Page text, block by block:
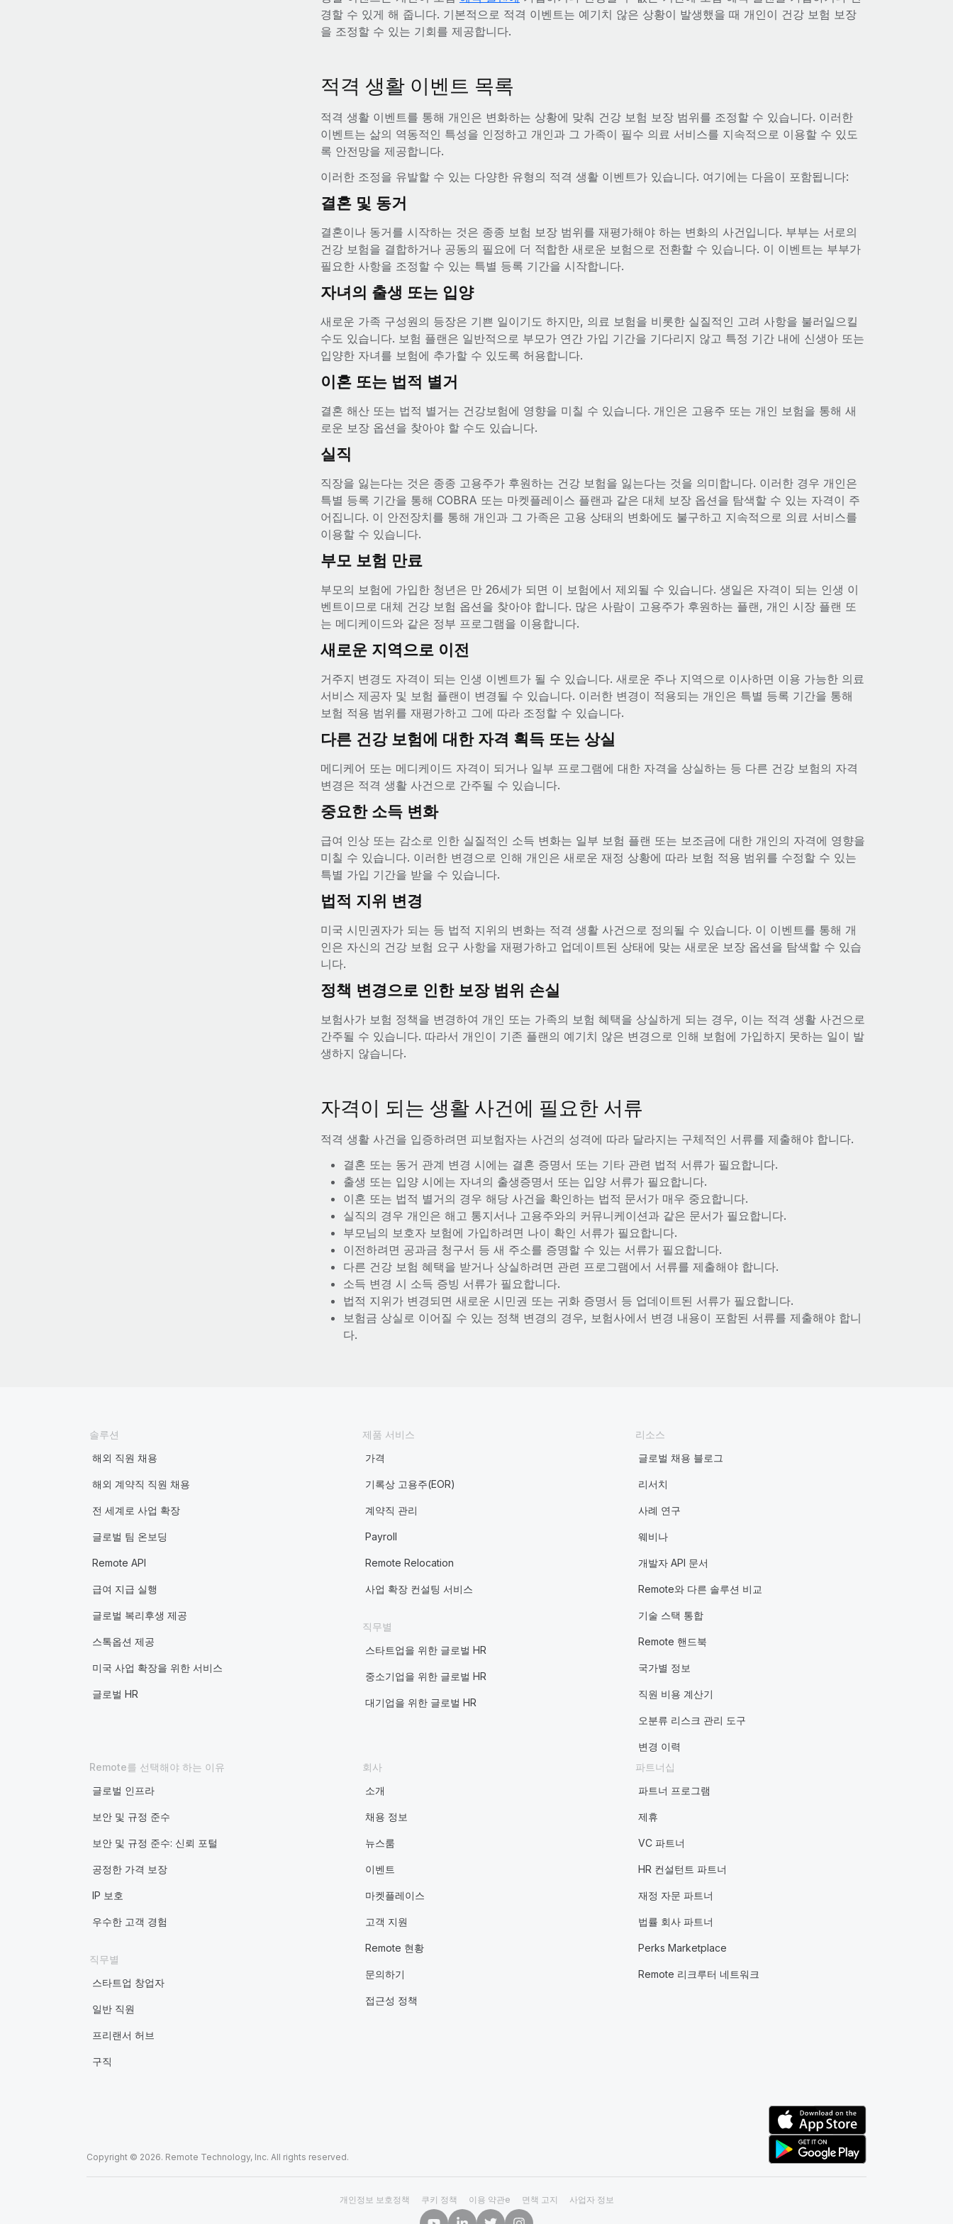
경할 수 있게 해 줍니다. 기본적으로 적격 이벤트는 예기치 않은 상황이 발생했을 때 개인이 건강 보험 보장
을 조정할 수 있는 기회를 제공합니다.
적격 생활 이벤트 목록
적격 생활 이벤트를 통해 개인은 변화하는 상황에 맞춰 건강 보험 보장 범위를 조정할 수 있습니다. 이러한
이벤트는 삶의 역동적인 특성을 인정하고 개인과 그 가족이 필수 의료 서비스를 지속적으로 이용할 수 있도
록 안전망을 제공합니다.
이러한 조정을 유발할 수 있는 다양한 유형의 적격 생활 이벤트가 있습니다. 여기에는 다음이 포함됩니다:
결혼 및 동거
결혼이나 동거를 시작하는 것은 종종 보험 보장 범위를 재평가해야 하는 변화의 사건입니다. 부부는 서로의
건강 보험을 결합하거나 공동의 필요에 더 적합한 새로운 보험으로 전환할 수 있습니다. 이 이벤트는 부부가
필요한 사항을 조정할 수 있는 특별 등록 기간을 시작합니다.
자녀의 출생 또는 입양
새로운 가족 구성원의 등장은 기쁜 일이기도 하지만, 의료 보험을 비롯한 실질적인 고려 사항을 불러일으킬
수도 있습니다. 보험 플랜은 일반적으로 부모가 연간 가입 기간을 기다리지 않고 특정 기간 내에 신생아 또는
입양한 자녀를 보험에 추가할 수 있도록 허용합니다.
이혼 또는 법적 별거
결혼 해산 또는 법적 별거는 건강보험에 영향을 미칠 수 있습니다. 개인은 고용주 또는 개인 보험을 통해 새
로운 보장 옵션을 찾아야 할 수도 있습니다.
실직
직장을 잃는다는 것은 종종 고용주가 후원하는 건강 보험을 잃는다는 것을 의미합니다. 이러한 경우 개인은
특별 등록 기간을 통해 COBRA 또는 마켓플레이스 플랜과 같은 대체 보장 옵션을 탐색할 수 있는 자격이 주
어집니다. 이 안전장치를 통해 개인과 그 가족은 고용 상태의 변화에도 불구하고 지속적으로 의료 서비스를
이용할 수 있습니다.
부모 보험 만료
부모의 보험에 가입한 청년은 만 26세가 되면 이 보험에서 제외될 수 있습니다. 생일은 자격이 되는 인생 이
벤트이므로 대체 건강 보험 옵션을 찾아야 합니다. 많은 사람이 고용주가 후원하는 플랜, 개인 시장 플랜 또
는 메디케이드와 같은 정부 프로그램을 이용합니다.
새로운 지역으로 이전
거주지 변경도 자격이 되는 인생 이벤트가 될 수 있습니다. 새로운 주나 지역으로 이사하면 이용 가능한 의료
서비스 제공자 및 보험 플랜이 변경될 수 있습니다. 이러한 변경이 적용되는 개인은 특별 등록 기간을 통해
보험 적용 범위를 재평가하고 그에 따라 조정할 수 있습니다.
다른 건강 보험에 대한 자격 획득 또는 상실
메디케어 또는 메디케이드 자격이 되거나 일부 프로그램에 대한 자격을 상실하는 등 다른 건강 보험의 자격
변경은 적격 생활 사건으로 간주될 수 있습니다.
중요한 소득 변화
급여 인상 또는 감소로 인한 실질적인 소득 변화는 일부 보험 플랜 또는 보조금에 대한 개인의 자격에 영향을
미칠 수 있습니다. 이러한 변경으로 인해 개인은 새로운 재정 상황에 따라 보험 적용 범위를 수정할 수 있는
특별 가입 기간을 받을 수 있습니다.
법적 지위 변경
미국 시민권자가 되는 등 법적 지위의 변화는 적격 생활 사건으로 정의될 수 있습니다. 이 이벤트를 통해 개
인은 자신의 건강 보험 요구 사항을 재평가하고 업데이트된 상태에 맞는 새로운 보장 옵션을 탐색할 수 있습
니다.
정책 변경으로 인한 보장 범위 손실
보험사가 보험 정책을 변경하여 개인 또는 가족의 보험 혜택을 상실하게 되는 경우, 이는 적격 생활 사건으로
간주될 수 있습니다. 따라서 개인이 기존 플랜의 예기치 않은 변경으로 인해 보험에 가입하지 못하는 일이 발
생하지 않습니다.
자격이 되는 생활 사건에 필요한 서류
적격 생활 사건을 입증하려면 피보험자는 사건의 성격에 따라 달라지는 구체적인 서류를 제출해야 합니다.
결혼 또는 동거 관계 변경 시에는 결혼 증명서 또는 기타 관련 법적 서류가 필요합니다.
출생 또는 입양 시에는 자녀의 출생증명서 또는 입양 서류가 필요합니다.
이혼 또는 법적 별거의 경우 해당 사건을 확인하는 법적 문서가 매우 중요합니다.
실직의 경우 개인은 해고 통지서나 고용주와의 커뮤니케이션과 같은 문서가 필요합니다.
부모님의 보호자 보험에 가입하려면 나이 확인 서류가 필요합니다.
이전하려면 공과금 청구서 등 새 주소를 증명할 수 있는 서류가 필요합니다.
다른 건강 보험 혜택을 받거나 상실하려면 관련 프로그램에서 서류를 제출해야 합니다.
소득 변경 시 소득 증빙 서류가 필요합니다.
법적 지위가 변경되면 새로운 시민권 또는 귀화 증명서 등 업데이트된 서류가 필요합니다.
보험금 상실로 이어질 수 있는 정책 변경의 경우, 보험사에서 변경 내용이 포함된 서류를 제출해야 합니
다.
솔루션
해외 직원 채용
해외 계약직 직원 채용
전 세계로 사업 확장
글로벌 팀 온보딩
Remote API
급여 지급 실행
글로벌 복리후생 제공
스톡옵션 제공
미국 사업 확장을 위한 서비스
글로벌 HR
제품 서비스
가격
기록상 고용주(EOR)
계약직 관리
Payroll
Remote Relocation
사업 확장 컨설팅 서비스
직무별
스타트업을 위한 글로벌 HR
중소기업을 위한 글로벌 HR
대기업을 위한 글로벌 HR
리소스
글로벌 채용 블로그
리서치
사례 연구
웨비나
개발자 API 문서
Remote와 다른 솔루션 비교
기술 스택 통합
Remote 핸드북
국가별 정보
직원 비용 계산기
오분류 리스크 관리 도구
변경 이력
Remote를 선택해야 하는 이유
글로벌 인프라
보안 및 규정 준수
보안 및 규정 준수: 신뢰 포털
공정한 가격 보장
IP 보호
우수한 고객 경험
직무별
스타트업 창업자
일반 직원
프리랜서 허브
구직
회사
소개
채용 정보
뉴스룸
이벤트
마켓플레이스
고객 지원
Remote 현황
문의하기
접근성 정책
파트너십
파트너 프로그램
제휴
VC 파트너
HR 컨설턴트 파트너
재정 자문 파트너
법률 회사 파트너
Perks Marketplace
Remote 리크루터 네트워크
Copyright © 2026. Remote Technology, Inc. All rights reserved.
개인정보 보호정책 쿠키 정책 이용 약관e 면책 고지 사업자 정보